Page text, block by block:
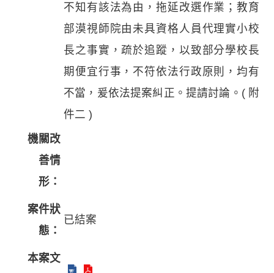
不知有該法為由，拖延改選作業；教育
部漠視師院由未具資格人員代理實小校
長之事實，疏於追蹤，以致部分學校長
期便宜行事，不符依法行政原則，均有
不當，爰依法提案糾正。提請討論。( 附
件二 )
機關改
善情
形：
案件狀
態：
已結案
本案文